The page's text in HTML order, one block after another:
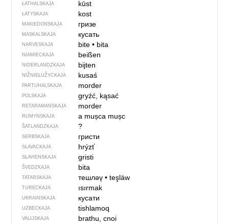
ŁATHALSKAJA kūst
ŁATYSKAJA kost
MAKIEDONSKAJA гризе
MASKALSKAJA кусать
NARVESKAJA bite• bita
NIAMIECKAJA beißen
NIDERLANDZKAJA bijten
NIŽNIEŁUŽYCKAJA kusaś
PARTUHALSKAJA morder
POLSKAJA gryźć, kąsać
RETARAMANSKAJA morder
RUMYNSKAJA a mușca mușc
ŠATLANDZKAJA ?
SERBSKAJA гристи
SŁAVACKAJA hrýzť
SŁAVIENSKAJA gristi
ŠVEDZKAJA bita
TATARSKAJA тешләү• teşläw
TURECKAJA ısırmak
UKRAINSKAJA кусати
UZBECKAJA tishlamoq
VALIJSKAJA brathu, cnoi